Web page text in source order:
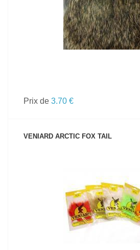
Prix de 3.70 €
VENIARD ARCTIC FOX TAIL
VOIR LE PRODUIT